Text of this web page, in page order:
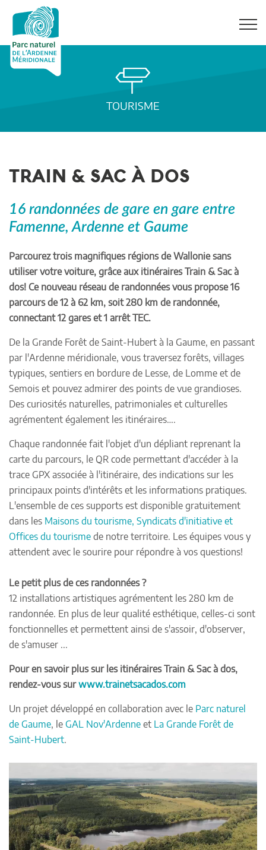
TOURISME
TRAIN & SAC À DOS
16 randonnées de gare en gare entre
Famenne, Ardenne et Gaume
Parcourez trois magnifiques régions de Wallonie sans
utiliser votre voiture, grâce aux itinéraires Train & Sac à
dos! Ce nouveau réseau de randonnées vous propose 16
parcours de 12 à 62 km, soit 280 km de randonnée,
connectant 12 gares et 1 arrêt TEC.
De la Grande Forêt de Saint-Hubert à la Gaume, en passant
par l'Ardenne méridionale, vous traversez forêts, villages
typiques, sentiers en bordure de Lesse, de Lomme et de
Semois et pouvez admirer des points de vue grandioses.
Des curiosités naturelles, patrimoniales et culturelles
agrémentent également les itinéraires….
Chaque randonnée fait l'objet d'un dépliant reprenant la
carte du parcours, le QR code permettant d'accéder à la
trace GPX associée à l'itinéraire, des indications sur les
principaux points d'intérêts et les informations pratiques.
L'ensemble de ces supports est disponible gratuitement
dans les Maisons du tourisme, Syndicats d'initiative et
Offices du tourisme de notre territoire. Les équipes vous y
attendent avec le sourire pour répondre à vos questions!
Le petit plus de ces randonnées ?
12 installations artistiques agrémentent les 280 km de
randonnée. En plus de leur qualité esthétique, celles-ci sont
fonctionnelles et permettent ainsi de s'assoir, d'observer,
de s'amuser ...
Pour en savoir plus sur les itinéraires Train & Sac à dos,
rendez-vous surwww.trainetsacados.com
Un projet développé en collaboration avec le Parc naturel
de Gaume, le GAL Nov'Ardenne et La Grande Forêt de
Saint-Hubert.